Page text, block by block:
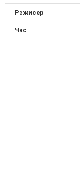
Режисер
Час